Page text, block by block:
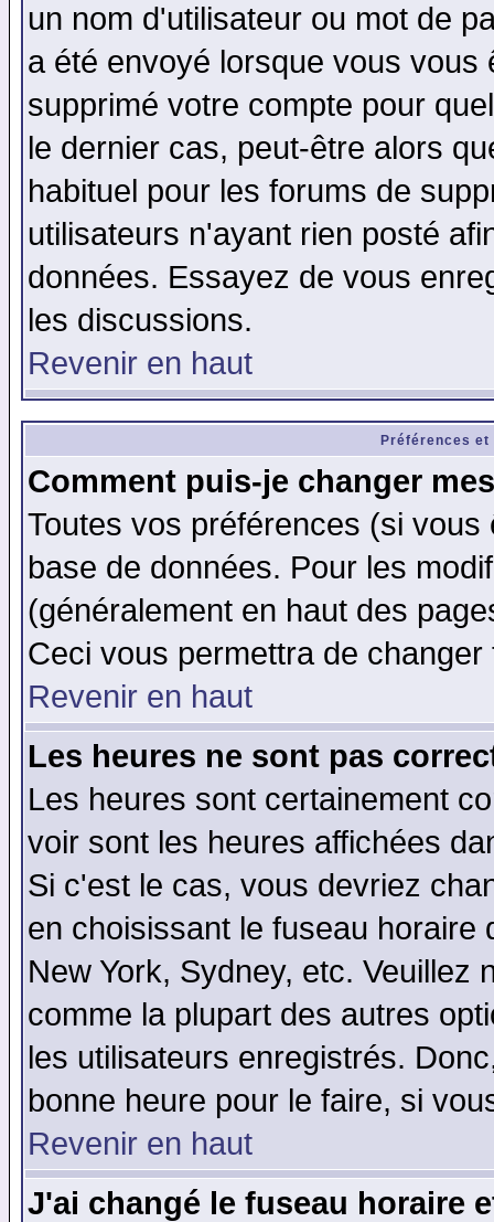
un nom d'utilisateur ou mot de
a été envoyé lorsque vous
supprimé votre compte pour
le dernier cas, peut-être alors
habituel pour les forums de
utilisateurs n'ayant rien posté
données. Essayez de vous
les discussions.
Revenir en haut
Préférences
Comment puis-je changer
Toutes vos préférences (si
base de données. Pour les
(généralement en haut des
Ceci vous permettra de
Revenir en haut
Les heures ne sont pas
Les heures sont certainement
voir sont les heures affichées
Si c'est le cas, vous devriez
en choisissant le fuseau
New York, Sydney, etc. Veuillez
comme la plupart des autres
les utilisateurs enregistrés.
bonne heure pour le faire, si
Revenir en haut
J'ai changé le fuseau horaire